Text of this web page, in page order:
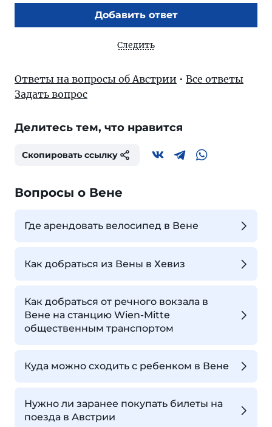
Добавить ответ
Следить
Ответы на вопросы об Австрии • Все ответы
Задать вопрос
Делитесь тем, что нравится
Скопировать ссылку
Вопросы о Вене
Где арендовать велосипед в Вене
Как добраться из Вены в Хевиз
Как добраться от речного вокзала в
Вене на станцию Wien-Mitte
общественным транспортом
Куда можно сходить с ребенком в Вене
Нужно ли заранее покупать билеты на
поезда в Австрии